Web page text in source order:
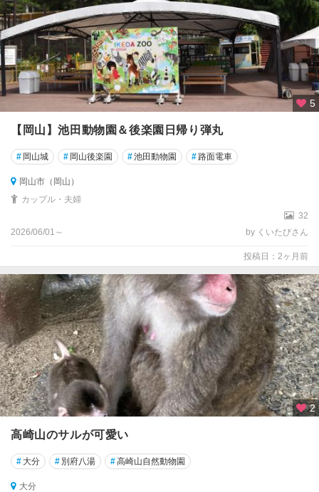
5
【岡山】池田動物園＆後楽園日帰り弾丸
# 岡山城 # 岡山後楽園 #池田動物園 #路面電車
岡山市（岡山）
カップル・夫婦
32
2026/06/01～
by くいたびさん
投稿日：2ヶ月前
2
高崎山のサルが可愛い
# 大分 # 別府八湯 #高崎山自然動物園
大分